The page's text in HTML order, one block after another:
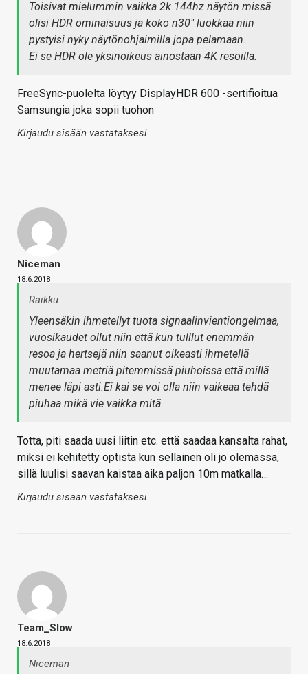
Toisivat mielummin vaikka 2k 144hz näytön missä
olisi HDR ominaisuus ja koko n30" luokkaa niin
pystyisi nyky näytönohjaimilla jopa pelamaan.
Ei se HDR ole yksinoikeus ainostaan 4K resoilla.
FreeSync-puolelta löytyy DisplayHDR 600 -sertifioitua
Samsungia joka sopii tuohon
Kirjaudu sisään vastataksesi
Niceman
18.6.2018
Raikku
Yleensäkin ihmetellyt tuota signaalinvientiongelmaa,
vuosikaudet ollut niin että kun tulllut enemmän
resoa ja hertsejä niin saanut oikeasti ihmetellä
muutamaa metriä pitemmissä piuhoissa että millä
menee läpi asti.Ei kai se voi olla niin vaikeaa tehdä
piuhaa mikä vie vaikka mitä.
Totta, piti saada uusi liitin etc. että saadaa kansalta rahat,
miksi ei kehitetty optista kun sellainen oli jo olemassa,
sillä luulisi saavan kaistaa aika paljon 10m matkalla…
Kirjaudu sisään vastataksesi
Team_Slow
18.6.2018
Niceman